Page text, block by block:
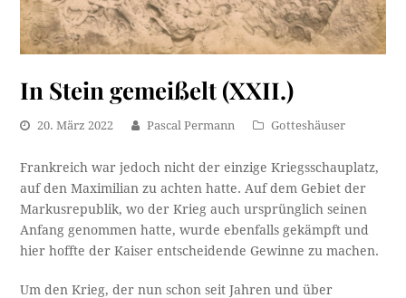
In Stein gemeißelt (XXII.)
20. März 2022 Pascal Permann Gotteshäuser
Frankreich war jedoch nicht der einzige Kriegsschauplatz,
auf den Maximilian zu achten hatte. Auf dem Gebiet der
Markusrepublik, wo der Krieg auch ursprünglich seinen
Anfang genommen hatte, wurde ebenfalls gekämpft und
hier hoffte der Kaiser entscheidende Gewinne zu machen.
Um den Krieg, der nun schon seit Jahren und über